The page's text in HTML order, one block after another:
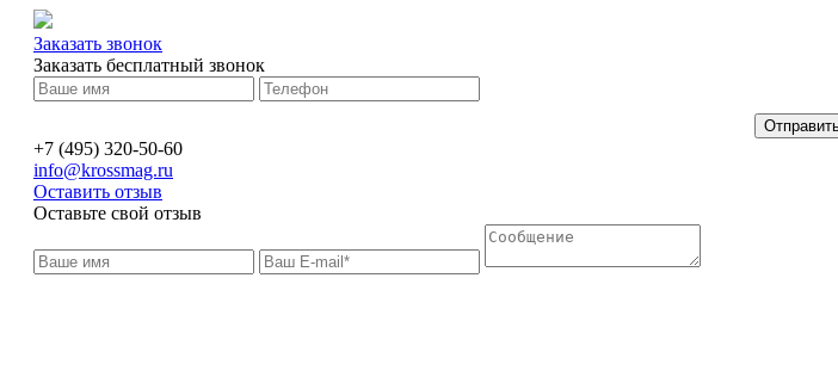
Заказать звонок
Заказать бесплатный звонок
+7 (495) 320-50-60
info@krossmag.ru
Оставить отзыв
Оставьте свой отзыв